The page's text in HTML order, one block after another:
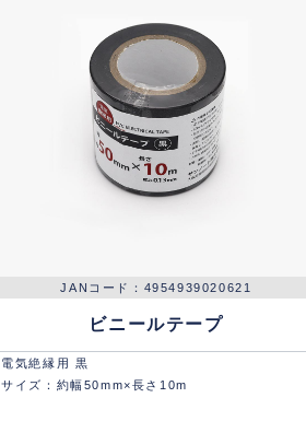
4954939020621
ビニールテープ
電気絶縁用 黒
サイズ：約幅50mm×長さ10m